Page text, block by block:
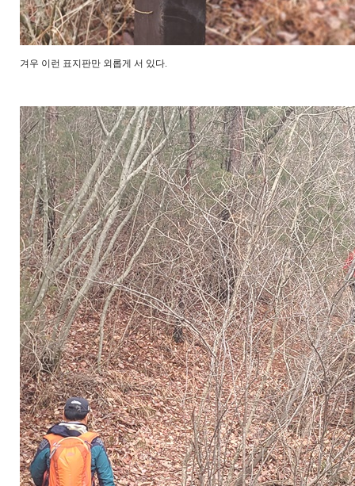
겨우 이런 표지판만 외롭게 서 있다.